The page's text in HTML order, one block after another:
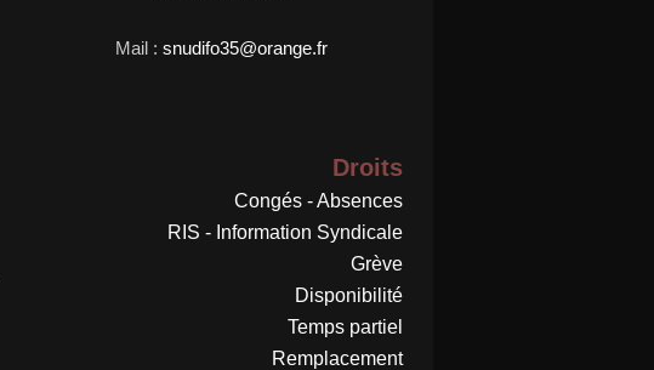
Mail : snudifo35@orange.fr
Droits
Congés - Absences
RIS - Information Syndicale
Grève
Disponibilité
Temps partiel
Remplacement